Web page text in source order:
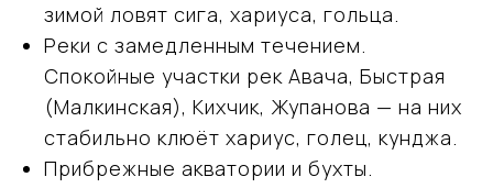
зимой ловят сига, хариуса, гольца.
Реки с замедленным течением.
Спокойные участки рек Авача, Быстрая
(Малкинская), Кихчик, Жупанова — на них
стабильно клюёт хариус, голец, кунджа.
Прибрежные акватории и бухты.